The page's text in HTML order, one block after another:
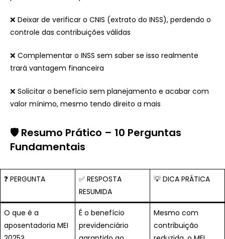
❌ Deixar de verificar o CNIS (extrato do INSS), perdendo o
controle das contribuições válidas
❌ Complementar o INSS sem saber se isso realmente
trará vantagem financeira
❌ Solicitar o benefício sem planejamento e acabar com
valor mínimo, mesmo tendo direito a mais
🛡️ Resumo Prático – 10 Perguntas
Fundamentais
❓ PERGUNTA
✅ RESPOSTA
RESUMIDA
💡 DICA PRÁTICA
O que é a
aposentadoria MEI
É o benefício
previdenciário
Mesmo com
contribuição